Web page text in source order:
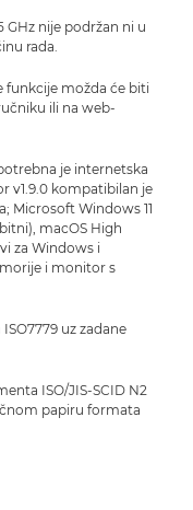
nije podržan ni u
rada.
funkcije možda će biti
ili na web-
je internetska
v1.9.0 kompatibilan je
Microsoft Windows 11
macOS High
za Windows i
i monitor s
uz zadane
ISO/JIS-SCID N2
papiru formata